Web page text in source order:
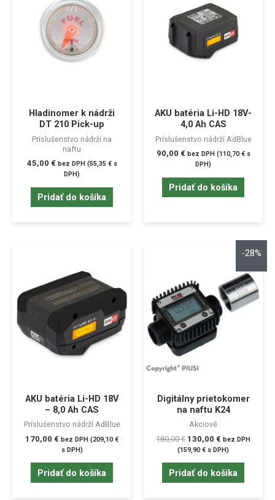
Hladinomer k nádrži
DT 210 Pick-up
Príslušenstvo nádrží na
naftu
45,00 € bez DPH (55,35 €s
DPH)
Pridať do košíka
AKU batéria Li-HD 18V-
4,0 Ah CAS
Príslušenstvo nádrží AdBlue
90,00 € bez DPH (110,70€s
DPH)
Pridať do košíka
AKU batéria Li-HD 18V
– 8,0 Ah CAS
Príslušenstvo nádrží AdBlue
170,00 € bez DPH (209,10€
s DPH)
Pridať do košíka
-28%
Digitálny prietokomer
na naftu K24
Akciové
180,00€ 130,00 € bez DPH
(159,90€ s DPH)
Pridať do košíka